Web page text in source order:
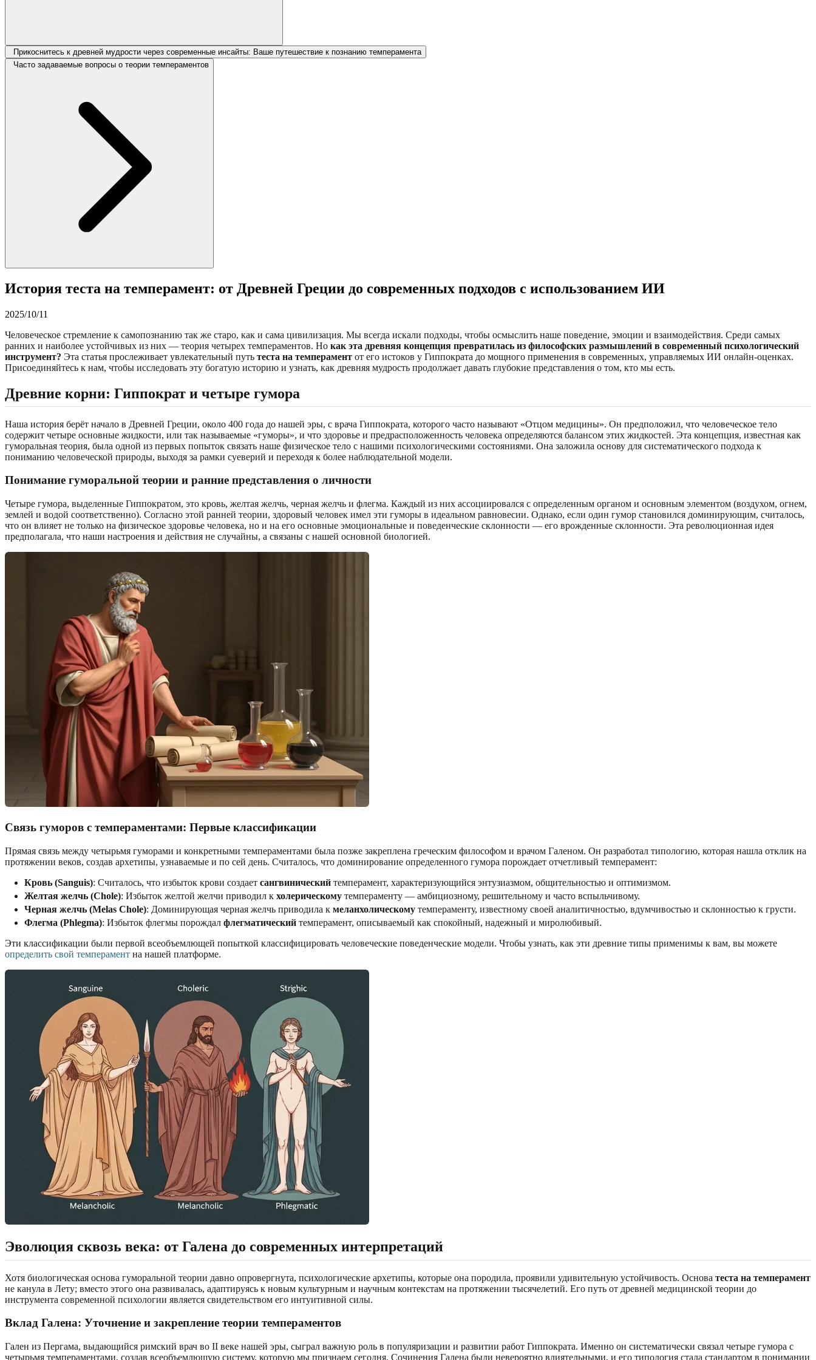
Прикоснитесь к древней мудрости через современные инсайты: Ваше путешествие к познанию темперамента
Часто задаваемые вопросы о теории темпераментов
История теста на темперамент: от Древней Греции до современных подходов с использованием ИИ
2025/10/11
Человеческое стремление к самопознанию так же старо, как и сама цивилизация. Мы всегда искали подходы, чтобы осмыслить наше поведение, эмоции и взаимодействия. Среди самых
ранних и наиболее устойчивых из них — теория четырех темпераментов. Но как эта древняя концепция превратилась из философских размышлений в современный психологический
инструмент? Эта статья прослеживает увлекательный путь теста на темперамент от его истоков у Гиппократа до мощного применения в современных, управляемых ИИ онлайн-оценках.
Присоединяйтесь к нам, чтобы исследовать эту богатую историю и узнать, как древняя мудрость продолжает давать глубокие представления о том, кто мы есть.
Древние корни: Гиппократ и четыре гумора
Наша история берёт начало в Древней Греции, около 400 года до нашей эры, с врача Гиппократа, которого часто называют «Отцом медицины». Он предположил, что человеческое тело
содержит четыре основные жидкости, или так называемые «гуморы», и что здоровье и предрасположенность человека определяются балансом этих жидкостей. Эта концепция, известная как
гуморальная теория, была одной из первых попыток связать наше физическое тело с нашими психологическими состояниями. Она заложила основу для систематического подхода к
пониманию человеческой природы, выходя за рамки суеверий и переходя к более наблюдательной модели.
Понимание гуморальной теории и ранние представления о личности
Четыре гумора, выделенные Гиппократом, это кровь, желтая желчь, черная желчь и флегма. Каждый из них ассоциировался с определенным органом и основным элементом (воздухом, огнем,
землей и водой соответственно). Согласно этой ранней теории, здоровый человек имел эти гуморы в идеальном равновесии. Однако, если один гумор становился доминирующим, считалось,
что он влияет не только на физическое здоровье человека, но и на его основные эмоциональные и поведенческие склонности — его врожденные склонности. Эта революционная идея
предполагала, что наши настроения и действия не случайны, а связаны с нашей основной биологией.
Связь гуморов с темпераментами: Первые классификации
Прямая связь между четырьмя гуморами и конкретными темпераментами была позже закреплена греческим философом и врачом Галеном. Он разработал типологию, которая нашла отклик на
протяжении веков, создав архетипы, узнаваемые и по сей день. Считалось, что доминирование определенного гумора порождает отчетливый темперамент:
Кровь (Sanguis): Считалось, что избыток крови создает сангвинический темперамент, характеризующийся энтузиазмом, общительностью и оптимизмом.
Желтая желчь (Chole): Избыток желтой желчи приводил к холерическому темпераменту — амбициозному, решительному и часто вспыльчивому.
Черная желчь (Melas Chole): Доминирующая черная желчь приводила к меланхолическому темпераменту, известному своей аналитичностью, вдумчивостью и склонностью к грусти.
Флегма (Phlegma): Избыток флегмы порождал флегматический темперамент, описываемый как спокойный, надежный и миролюбивый.
Эти классификации были первой всеобъемлющей попыткой классифицировать человеческие поведенческие модели. Чтобы узнать, как эти древние типы применимы к вам, вы можете
определить свой темперамент на нашей платформе.
Эволюция сквозь века: от Галена до современных интерпретаций
Хотя биологическая основа гуморальной теории давно опровергнута, психологические архетипы, которые она породила, проявили удивительную устойчивость. Основа теста на темперамент
не канула в Лету; вместо этого она развивалась, адаптируясь к новым культурным и научным контекстам на протяжении тысячелетий. Его путь от древней медицинской теории до
инструмента современной психологии является свидетельством его интуитивной силы.
Вклад Галена: Уточнение и закрепление теории темпераментов
Гален из Пергама, выдающийся римский врач во II веке нашей эры, сыграл важную роль в популяризации и развитии работ Гиппократа. Именно он систематически связал четыре гумора с
четырьмя темпераментами, создав всеобъемлющую систему, которую мы признаем сегодня. Сочинения Галена были невероятно влиятельными, и его типология стала стандартом в понимании